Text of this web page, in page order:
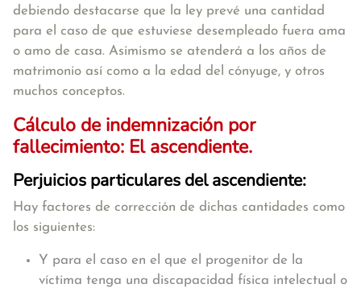
debiendo destacarse que la ley prevé una cantidad
para el caso de que estuviese desempleado fuera ama
o amo de casa. Asimismo se atenderá a los años de
matrimonio así como a la edad del cónyuge, y otros
muchos conceptos.
Cálculo de indemnización por
fallecimiento: El ascendiente.
Perjuicios particulares del ascendiente:
Hay factores de corrección de dichas cantidades como
los siguientes:
Y para el caso en el que el progenitor de la
víctima tenga una discapacidad física intelectual o